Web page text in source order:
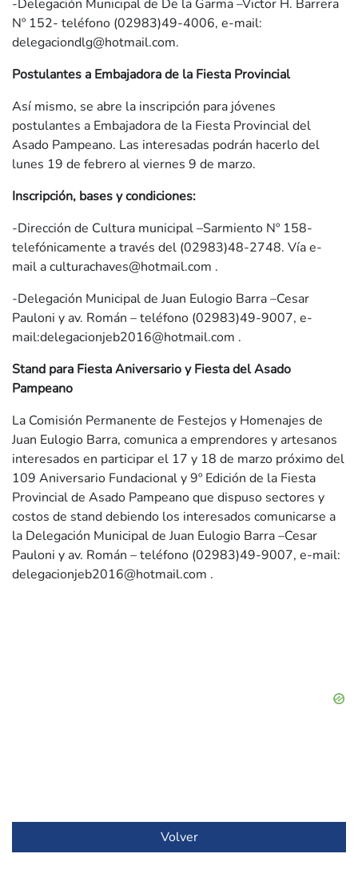
-Delegación Municipal de De la Garma –Victor H. Barrera
Nº 152- teléfono (02983)49-4006, e-mail:
delegaciondlg@hotmail.com.
Postulantes a Embajadora de la Fiesta Provincial
Así mismo, se abre la inscripción para jóvenes
postulantes a Embajadora de la Fiesta Provincial del
Asado Pampeano. Las interesadas podrán hacerlo del
lunes 19 de febrero al viernes 9 de marzo.
Inscripción, bases y condiciones:
-Dirección de Cultura municipal –Sarmiento Nº 158-
telefónicamente a través del (02983)48-2748. Vía e-
mail aculturachaves@hotmail.com .
-Delegación Municipal de Juan Eulogio Barra –Cesar
Pauloni y av. Román – teléfono (02983)49-9007, e-
mail:delegacionjeb2016@hotmail.com .
Stand para Fiesta Aniversario y Fiesta del Asado
Pampeano
La Comisión Permanente de Festejos y Homenajes de
Juan Eulogio Barra, comunica a emprendores y artesanos
interesados en participar el 17 y 18 de marzo próximo del
109 Aniversario Fundacional y 9º Edición de la Fiesta
Provincial de Asado Pampeano que dispuso sectores y
costos de stand debiendo los interesados comunicarse a
la Delegación Municipal de Juan Eulogio Barra –Cesar
Pauloni y av. Román – teléfono (02983)49-9007, e-mail:
delegacionjeb2016@hotmail.com .
Volver